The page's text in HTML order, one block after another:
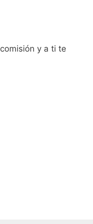
y a ti te